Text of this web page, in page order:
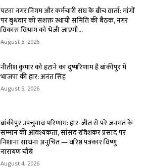
पटना नगर निगम और कर्मचारी संघ के बीच वार्ता: मांगों
पर बुधवार को सशक्त स्थायी समिति की बैठक, नगर
विकास विभाग को भेजी जाएगी...
August 5, 2026
नीतीश कुमार को हटाने का दुष्परिणाम है बांकीपुर में
भाजपा की हार: अनंत सिंह
August 5, 2026
बांकीपुर उपचुनाव परिणाम: हार-जीत से परे जनमत के
सम्मान की आवश्यकता, सांसद रविशंकर प्रसाद पर
निशाना साधना अनुचित — वरिष्ठ पत्रकार विष्णु
नारायण चौबे
August 4, 2026